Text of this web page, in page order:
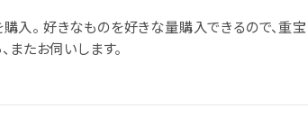
入。 好きなものを好きな量購入できるので、重宝
またお伺いします。